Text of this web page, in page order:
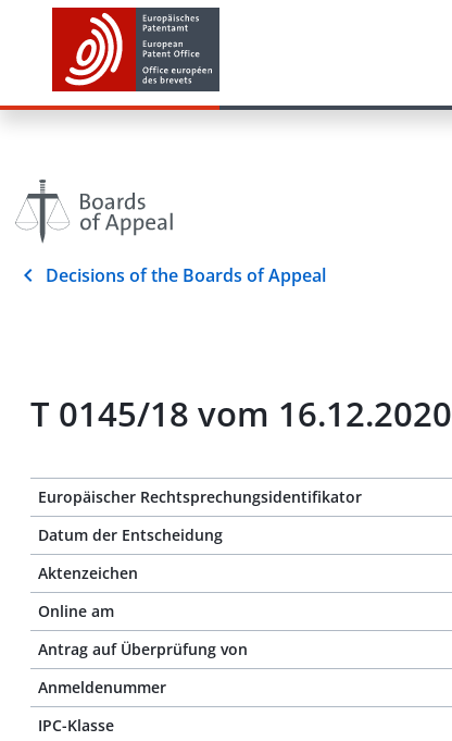
Decisions of the Boards of Appeal
T 0145/18 vom 16.12.2020
Europäischer Rechtsprechungsidentifikator
Datum der Entscheidung
Aktenzeichen
Online am
Antrag auf Überprüfung von
Anmeldenummer
IPC-Klasse